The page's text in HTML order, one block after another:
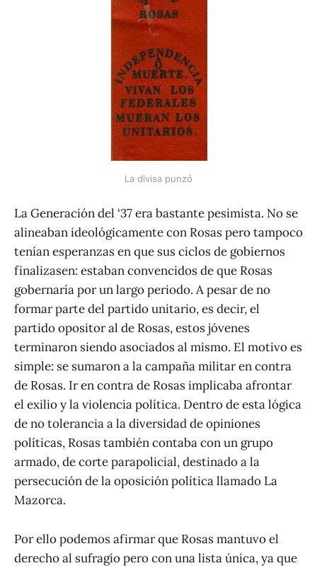
La divisa punzó
La Generación del ‘37 era bastante pesimista. No se
alineaban ideológicamente con Rosas pero tampoco
tenían esperanzas en que sus ciclos de gobiernos
finalizasen: estaban convencidos de que Rosas
gobernaría por un largo periodo. A pesar de no
formar parte del partido unitario, es decir, el
partido opositor al de Rosas, estos jóvenes
terminaron siendo asociados al mismo. El motivo es
simple: se sumaron a la campaña militar en contra
de Rosas. Ir en contra de Rosas implicaba afrontar
el exilio y la violencia política. Dentro de esta lógica
de no tolerancia a la diversidad de opiniones
políticas, Rosas también contaba con un grupo
armado, de corte parapolicial, destinado a la
persecución de la oposición política llamado La
Mazorca.
Por ello podemos afirmar que Rosas mantuvo el
derecho al sufragio pero con una lista única, ya que